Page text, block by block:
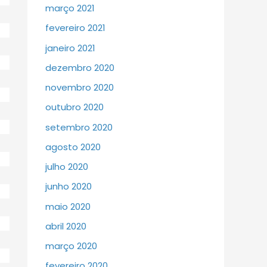
março 2021
fevereiro 2021
janeiro 2021
dezembro 2020
novembro 2020
outubro 2020
setembro 2020
agosto 2020
julho 2020
junho 2020
maio 2020
abril 2020
março 2020